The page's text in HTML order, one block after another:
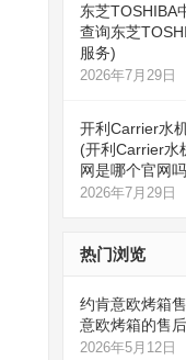
东芝TOSHIBA
查询东芝
服务)
2026年7月29日
开利Carrier水
(开利Carrier水
网是哪个官网
2026年7月29日
热门浏览
约肯意欧烤箱
意欧烤箱的售
2026年5月12日